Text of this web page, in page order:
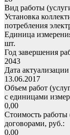
Вид работы
Установка
потребления
Единица
шт.
Год завершения
2043
Дата
13.06.2017
Объем работ
с единицами
0,00
Стоимость работы
договорами, руб.:
0,00